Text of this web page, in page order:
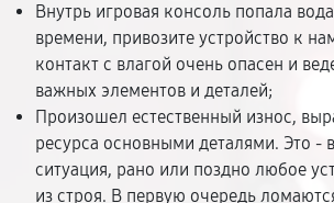
Внутрь игровая консоль попала
времени, привозите устройство к
контакт с влагой очень опасен и
важных элементов и деталей;
Произошел естественный износ,
ресурса основными деталями. Это -
ситуация, рано или поздно любое
из строя. В первую очередь